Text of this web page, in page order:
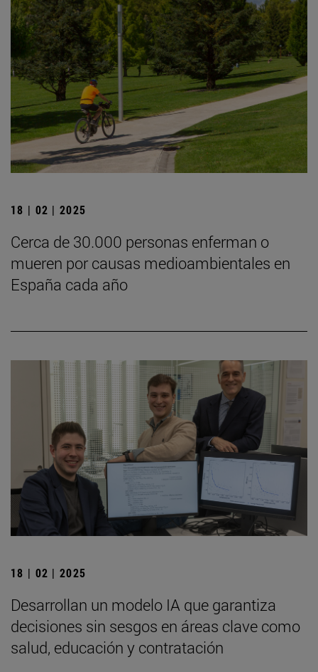
18 | 02 | 2025
Cerca de 30.000 personas enferman o
mueren por causas medioambientales en
España cada año
18 | 02 | 2025
Desarrollan un modelo IA que garantiza
decisiones sin sesgos en áreas clave como
salud, educación y contratación